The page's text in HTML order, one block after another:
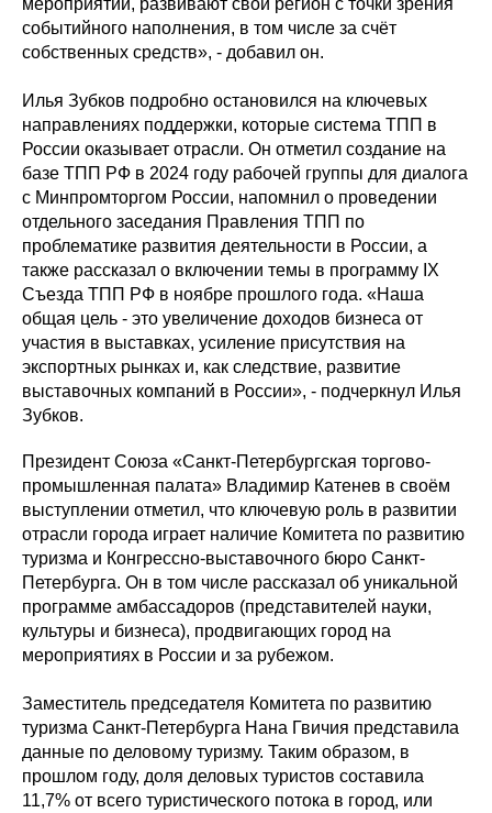
событийного наполнения, в том числе за счёт
собственных средств», - добавил он.
Илья Зубков подробно остановился на ключевых
направлениях поддержки, которые система ТПП в
России оказывает отрасли. Он отметил создание на
базе ТПП РФ в 2024 году рабочей группы для диалога
с Минпромторгом России, напомнил о проведении
отдельного заседания Правления ТПП по
проблематике развития деятельности в России, а
также рассказал о включении темы в программу IX
Съезда ТПП РФ в ноябре прошлого года. «Наша
общая цель - это увеличение доходов бизнеса от
участия в выставках, усиление присутствия на
экспортных рынках и, как следствие, развитие
выставочных компаний в России», - подчеркнул Илья
Зубков.
Президент Союза «Санкт-Петербургская торгово-
промышленная палата» Владимир Катенев в своём
выступлении отметил, что ключевую роль в развитии
отрасли города играет наличие Комитета по развитию
туризма и Конгрессно-выставочного бюро Санкт-
Петербурга. Он в том числе рассказал об уникальной
программе амбассадоров (представителей науки,
культуры и бизнеса), продвигающих город на
мероприятиях в России и за рубежом.
Заместитель председателя Комитета по развитию
туризма Санкт-Петербурга Нана Гвичия представила
данные по деловому туризму. Таким образом, в
прошлом году, доля деловых туристов составила
11,7% от всего туристического потока в город, или